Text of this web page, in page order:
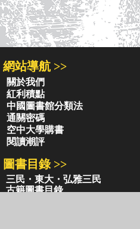
網站導航 >>
關於我們
紅利積點
中國圖書館分類法
通關密碼
空中大學購書
閱讀潮評
圖書目錄 >>
三民・東大・弘雅三民
古籍圖書目錄